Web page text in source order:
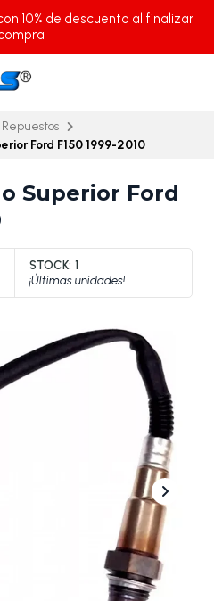
10% de descuento al finalizar
Repuestos
Ford F150 1999-2010
Superior Ford
STOCK: 1
¡Últimas unidades!